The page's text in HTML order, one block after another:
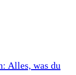
Alles, was du